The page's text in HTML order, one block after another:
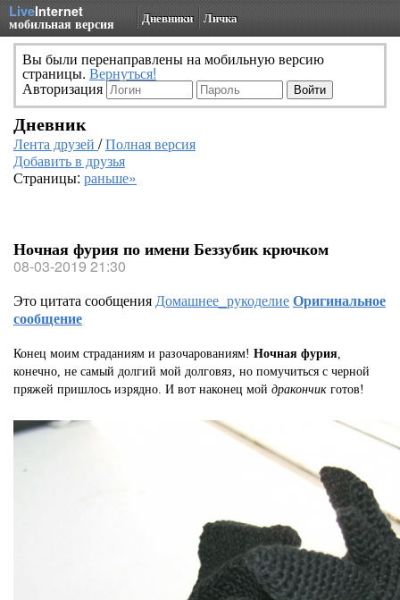
LiveInternet
мобильная версия Дневники Личка
Вы были перенаправлены на мобильную версию
страницы. Вернуться!
Авторизация
Дневник
Лента друзей /Полная версия
Добавить в друзья
Страницы: раньше»
Ночная фурия по имени Беззубик крючком
08-03-2019 21:30
Это цитата сообщенияДомашнее_рукоделиеОригинальное
сообщение
Конец моим страданиям и разочарованиям! Ночная фурия,
конечно, не самый долгий мой долговяз, но помучиться с черной
пряжей пришлось изрядно. И вот наконец мой дракончик готов!